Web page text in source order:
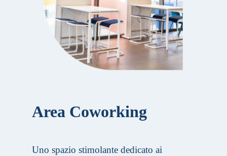
Area Coworking
Uno spazio stimolante dedicato ai